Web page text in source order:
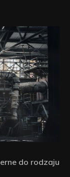
do rodzaju